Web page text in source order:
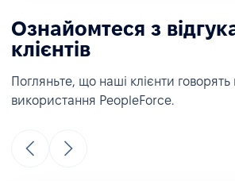
Ознайомтеся з
клієнтів
Погляньте, що наші клієнти говорять
використання PeopleForce.